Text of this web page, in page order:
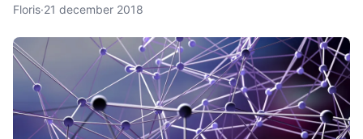
regels over de privacy van de deelnemers aan het
Floris·21 december 2018